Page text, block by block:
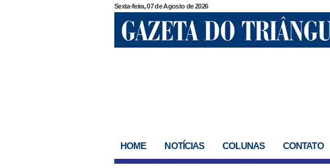
Sexta-feira, 07 de Agosto de 2026
HOME NOTÍCIAS COLUNAS CONTATO